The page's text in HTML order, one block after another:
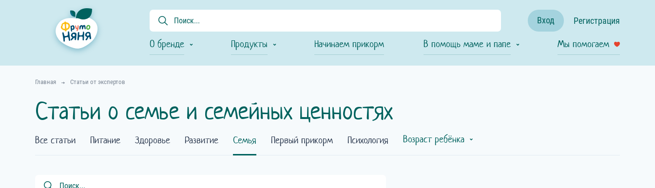
О бренде Продукты Начинаем прикорм В помощь маме и папе Мы помогаем
Регистрация
Вход
Главная Статьи от экспертов
Статьи о семье и семейных ценностях
Все статьи Питание Здоровье Развитие Семья Первый прикорм Психология Возраст ребёнка